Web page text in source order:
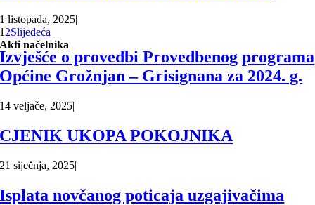
1 listopada, 2025|
1 2Slijedeća
Akti načelnika
Izvješće o provedbi Provedbenog programa
Općine Grožnjan – Grisignana za 2024. g.
14 veljače, 2025|
CJENIK UKOPA POKOJNIKA
21 siječnja, 2025|
Isplata novčanog poticaja uzgajivačima